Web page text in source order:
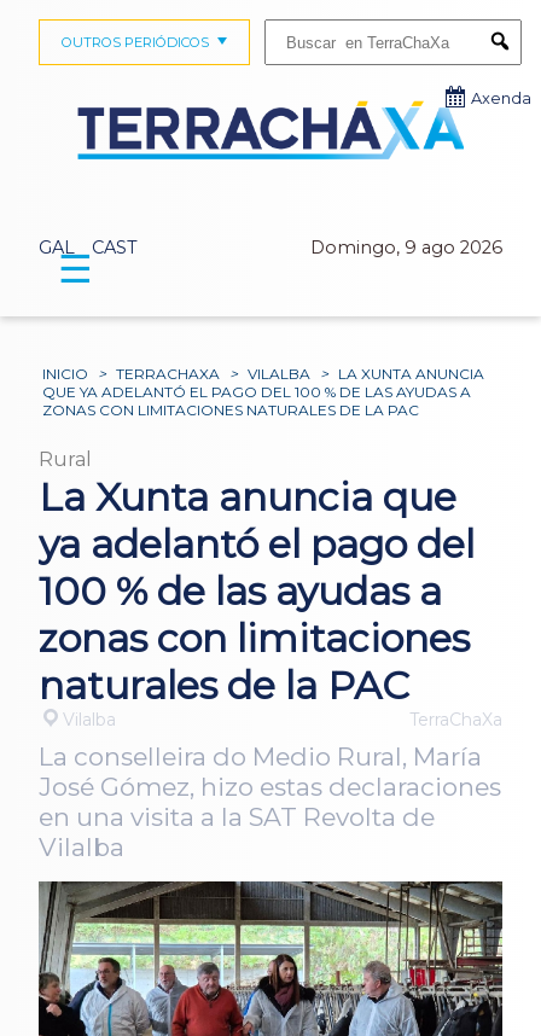
GAL CAST Domingo, 9 ago 2026
OUTROS PERIÓDICOS
Axenda
☰
INICIO > TERRACHAXA > VILALBA > LA XUNTA ANUNCIA
QUE YA ADELANTÓ EL PAGO DEL 100 % DE LAS AYUDAS A
ZONAS CON LIMITACIONES NATURALES DE LA PAC
Rural
La Xunta anuncia que
ya adelantó el pago del
100 % de las ayudas a
zonas con limitaciones
naturales de la PAC
Vilalba TerraChaXa
La conselleira do Medio Rural, María
José Gómez, hizo estas declaraciones
en una visita a la SAT Revolta de
Vilalba